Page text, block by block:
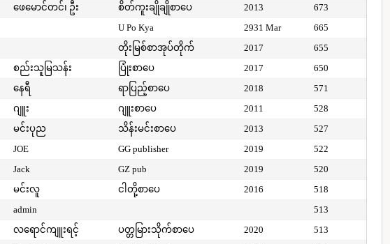
ဖေမောင်တင်၊ ဦး စိတ်ကူးချိုချိုစာပေ 2013
673
U Po Kya 2931 Mar
665
တိုးမြစ်စာအုပ်တိုက် 2017
655
စည်းသူမြသန်း ပြုံးစာပေ 2017
650
နေရီ ရာပြည့်စာပေ 2018
571
ဂျူး ဂျူးစာပေ 2011
528
မင်းပုည သိန်းမင်းစာပေ 2013
527
JOE GG publisher 2019
522
Jack GZ pub 2019
520
မင်းလူ ငါတို့စာပေ 2016
518
admin
513
လရောင်ကျူးရင့် ပတ္တမြားသိုက်စာပေ 2020
513